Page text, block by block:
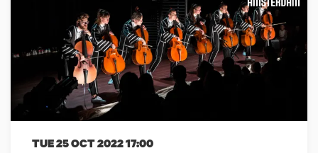
TUE 25 OCT 202217:00